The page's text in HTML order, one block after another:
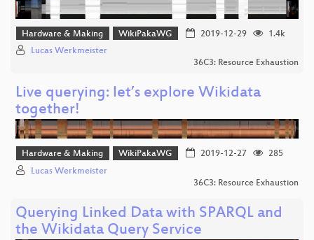
Hardware & Making WikiPakaWG 2019-12-29
1.4k
Lucas Werkmeister
36C3: Resource Exhaustion
Live querying: let’s explore Wikidata
together!
Hardware & Making WikiPakaWG 2019-12-27
285
Lucas Werkmeister
36C3: Resource Exhaustion
Querying Linked Data with SPARQL and
the Wikidata Query Service